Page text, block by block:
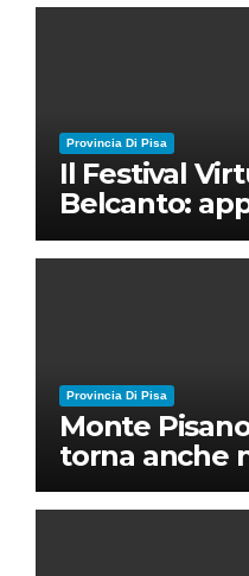
Provincia Di Pisa
Il Festival
Belcanto:
28 luglio a
Ruben Micieli
Provincia Di Pisa
Monte
torna anche